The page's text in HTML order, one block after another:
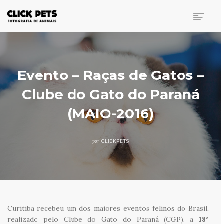
FOTOGRAFIA DE ANIMAIS
INVESTIMENTO
BLOG
CONTATO
Evento – Raças de Gatos –
Clube do Gato do Paraná
(MAIO-2016)
por CLICKPETS
Curitiba recebeu um dos maiores eventos felinos do Brasil,
realizado pelo Clube do Gato do Paraná (CGP), a 18°